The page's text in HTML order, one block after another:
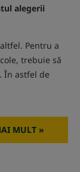
alegerii
Pentru a
trebuie să
În astfel de
MULT »